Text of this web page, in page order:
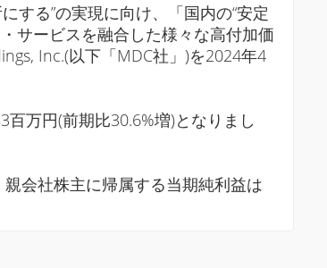
する”の実現に向け、「国内の“安定
サービスを融合した様々な高付加価
Inc.(以下「MDC社」)を2024年4
万円(前期比30.6%増)となりまし
会社株主に帰属する当期純利益は